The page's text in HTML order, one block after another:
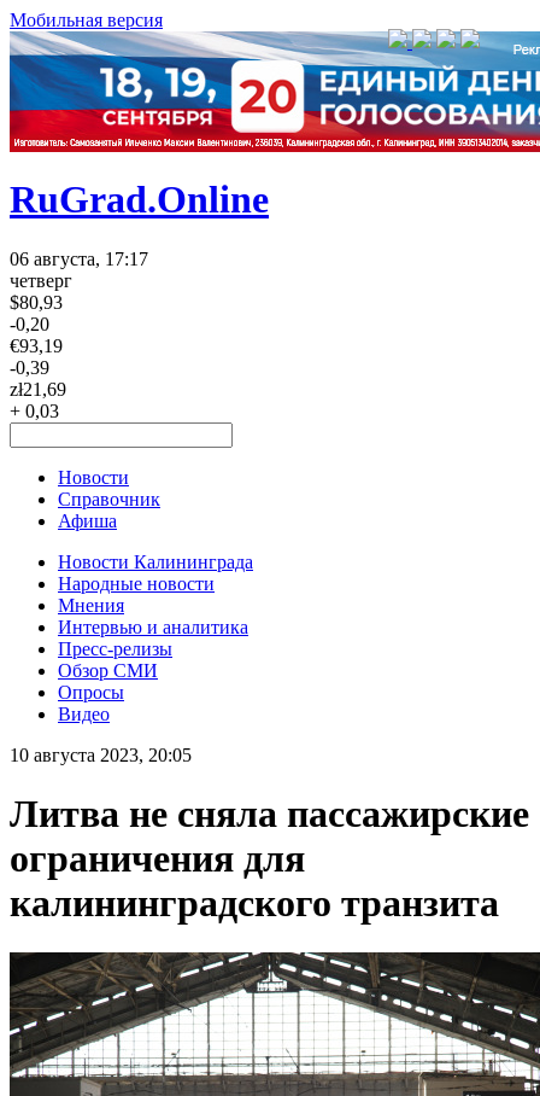
Мобильная версия
RuGrad.Online
06 августа, 17:17
четверг
$80,93
-0,20
€93,19
-0,39
zł21,69
+ 0,03
Новости
Справочник
Афиша
Новости Калининграда
Народные новости
Мнения
Интервью и аналитика
Пресс-релизы
Обзор СМИ
Опросы
Видео
10 августа 2023, 20:05
Литва не сняла пассажирские
ограничения для
калининградского транзита